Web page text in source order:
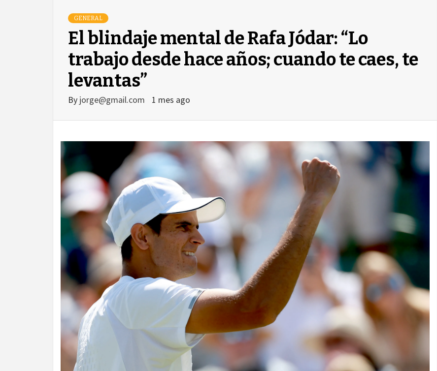
GENERAL
El blindaje mental de Rafa Jódar: “Lo
trabajo desde hace años; cuando te caes, te
levantas”
By jorge@gmail.com 1 mes ago